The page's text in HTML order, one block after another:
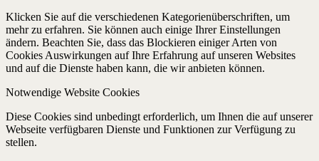
Klicken Sie auf die verschiedenen Kategorienüberschriften, um
mehr zu erfahren. Sie können auch einige Ihrer Einstellungen
ändern. Beachten Sie, dass das Blockieren einiger Arten von
Cookies Auswirkungen auf Ihre Erfahrung auf unseren Websites
und auf die Dienste haben kann, die wir anbieten können.
Notwendige Website Cookies
Diese Cookies sind unbedingt erforderlich, um Ihnen die auf unserer
Webseite verfügbaren Dienste und Funktionen zur Verfügung zu
stellen.